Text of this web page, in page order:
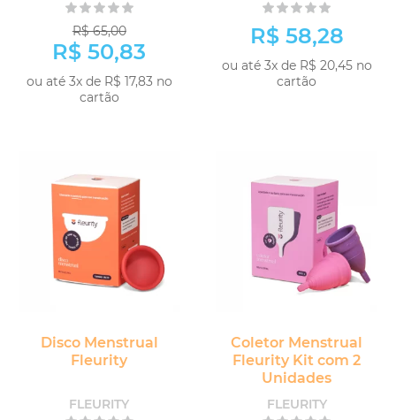
R$ 65,00
R$ 50,83
ou até 3x de R$ 17,83 no
cartão
R$ 58,28
ou até 3x de R$ 20,45 no
cartão
Disco Menstrual
Fleurity
FLEURITY
Coletor Menstrual
Fleurity Kit com 2
Unidades
FLEURITY